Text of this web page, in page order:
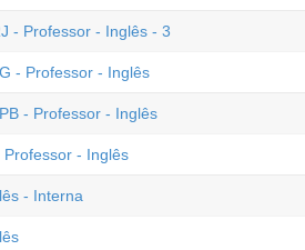
- Professor - Inglês - 3
- Professor - Inglês
- Professor - Inglês
- Inglês
- Interna